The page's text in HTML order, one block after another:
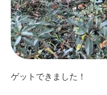
ゲットできました！